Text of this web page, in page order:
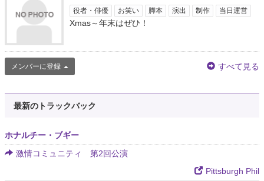
役者・俳優 お笑い 脚本 演出 制作 当日運営
Xmas～年末はぜひ！
メンバーに登録 すべて見る
最新のトラックバック
ホナルチー・ブギー
激情コミュニティ 第2回公演
Pittsburgh Phil